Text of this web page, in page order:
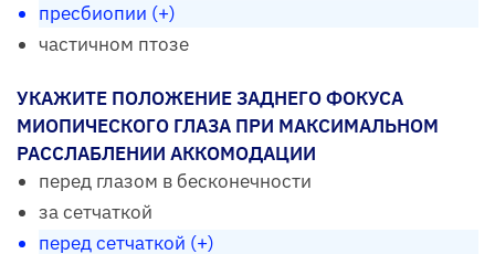
пресбиопии (+)
частичном птозе
УКАЖИТЕ ПОЛОЖЕНИЕ ЗАДНЕГО ФОКУСА
МИОПИЧЕСКОГО ГЛАЗА ПРИ МАКСИМАЛЬНОМ
РАССЛАБЛЕНИИ АККОМОДАЦИИ
перед глазом в бесконечности
за сетчаткой
перед сетчаткой (+)